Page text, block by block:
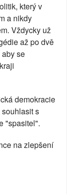
který v
a nikdy
Vždycky už
až po dvě
se
demokracie
s
"spasitel".
na zlepšení